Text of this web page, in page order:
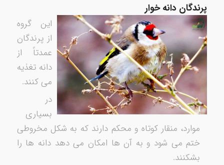
پرندگان دانه ­خوار
این گروه
از پرندگان
عمدتاً از
دانه تغذیه
می ­کنند.
در
بسیاری
موارد، منقار کوتاه و محکم دارند که به شکل مخروطی
ختم می ­شود و به آن­ ها امکان می دهد دانه­ ها را
بشکنند.